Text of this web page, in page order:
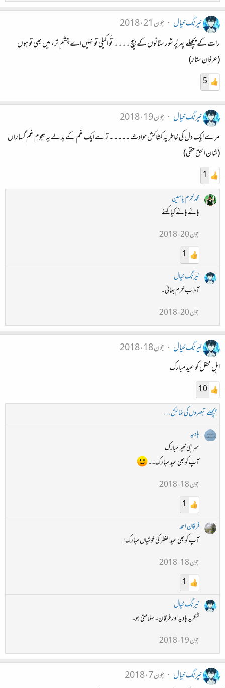
نیرنگ خیال
جون 21، 2018
رات کے پچھلے پہر پُر شور سنّاٹوں کے بیچ ۔۔۔۔ تُو اکیلی تو نہیں اے چشم ِ تر، میں بھی تو ہوں
(عرفان ستار)
5
نیرنگ خیال
جون 19، 2018
مرے ایک دل کی خاطر یہ کشاکش حوادث ۔۔۔۔۔ ترے ایک غم کے بدلے یہ ہجوم غم گساراں
(شان الحق حقی)
1
محمد خرم یاسین
ہائے ہائے کیا کہنے
جون 20، 2018
1
نیرنگ خیال
آداب خرم بھائی۔
جون 20، 2018
نیرنگ خیال
جون 18، 2018
اہل محفل کو عید مبارک
10
پچھلے تبصروں کی نمائش…
ہادیہ
سرجی خیر مبارک
آپ کو بھی عید مبارک۔۔
جون 18، 2018
1
فرقان احمد
آپ کو بھی عیدالفطر کی خوشیاں مبارک!
جون 18، 2018
1
نیرنگ خیال
شکریہ ہادیہ اور فرقان۔ سلامتی ہو۔
جون 19، 2018
نیرنگ خیال
جون 7، 2018